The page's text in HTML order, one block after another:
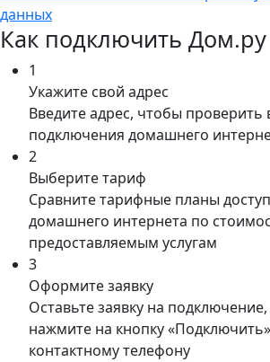
данных
Как подключить Дом.ру
1
Укажите свой адрес
Введите адрес, чтобы
подключения домашнего
2
Выберите тариф
Сравните тарифные планы
домашнего интернета по
предоставляемым услугам
3
Оформите заявку
Оставьте заявку на
нажмите на кнопку
контактному телефону